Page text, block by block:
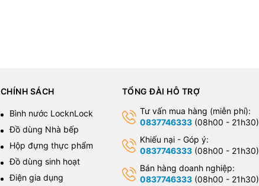
CHÍNH SÁCH
Bình nước LocknLock
Đồ dùng Nhà bếp
Hộp đựng thực phẩm
Đồ dùng sinh hoạt
Điện gia dụng
TỔNG ĐÀI HỖ TRỢ
Tư vấn mua hàng (miễn phí):
0837746333(08h00 - 21h30)
Khiếu nại - Góp ý:
0837746333(08h00 - 21h30)
Bán hàng doanh nghiệp:
0837746333(08h00 - 21h30)